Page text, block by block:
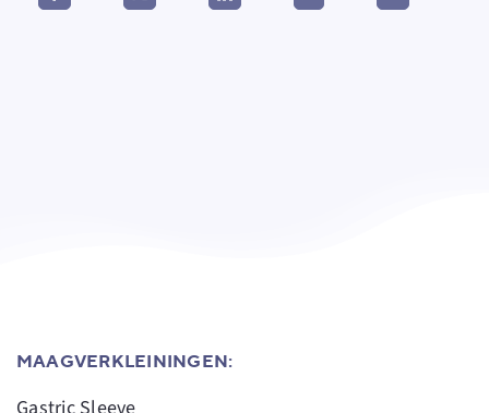
MAAGVERKLEININGEN: